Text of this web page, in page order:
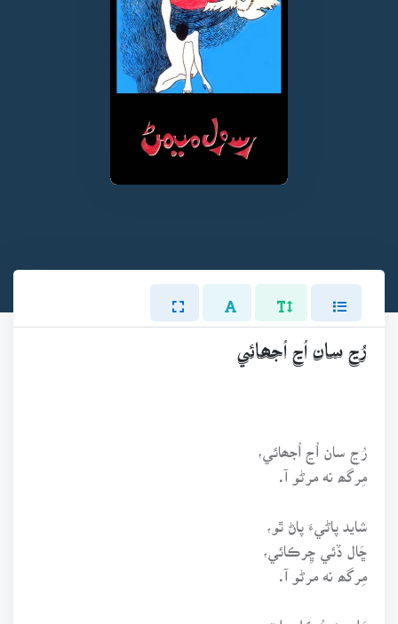
رُڃ سان اُڃ اُجھائي
رُڃ سان اُڃ اُجھائي،
مِرگھ نه مرڻو آ.
شايد پاڻيءَ پاڻ ٿو،
ڇَال ڏئي ڇِرڪائي،
مِرگھ نه مرڻو آ.
وَاريءَ سُڪل وات ۾،